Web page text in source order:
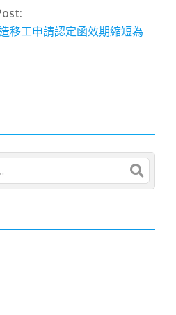
移工申請認定函效期縮短為